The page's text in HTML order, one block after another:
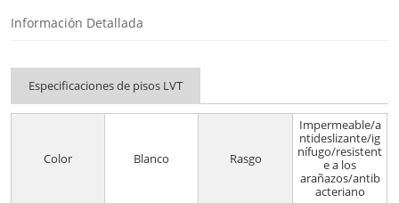
Información Detallada
Especificaciones de pisos LVT
Color Blanco Rasgo
Impermeable/a
ntideslizante/ig
nífugo/resistent
e a los
arañazos/antib
acteriano